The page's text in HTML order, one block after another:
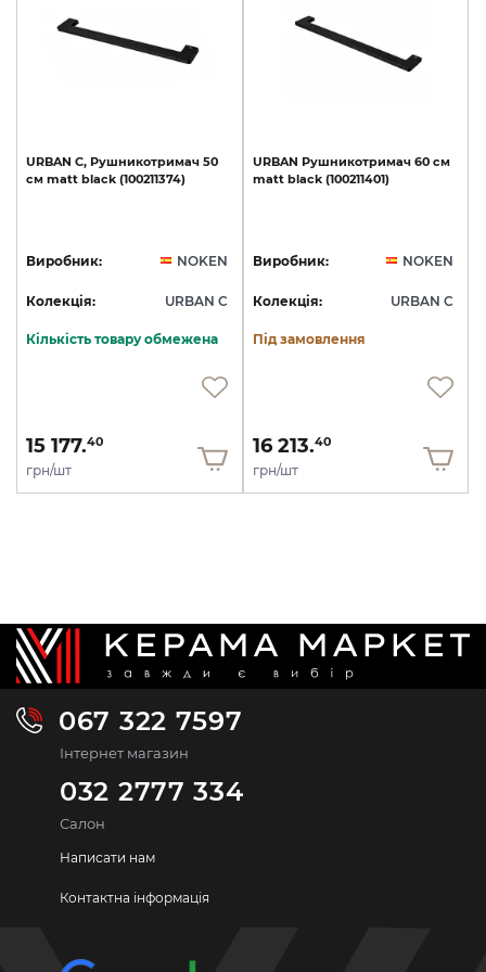
URBAN C, Рушникотримач 50
см matt black (100211374)
Виробник: NOKEN
Колекція: URBAN C
Кількість товару обмежена
15 177.40
грн/шт
URBAN Рушникотримач 60 см
matt black (100211401)
Виробник: NOKEN
Колекція: URBAN C
Під замовлення
16 213.40
грн/шт
067 322 7597
Інтернет магазин
032 2777 334
Салон
Написати нам
Контактна інформація